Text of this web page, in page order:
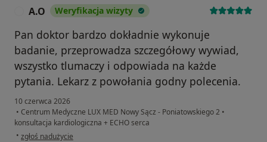
A.O Weryfikacja wizyty
Pan doktor bardzo dokładnie wykonuje
badanie, przeprowadza szczegółowy wywiad,
wszystko tlumaczy i odpowiada na każde
pytania. Lekarz z powołania godny polecenia.
10 czerwca 2026
• Centrum Medyczne LUX MED Nowy Sącz - Poniatowskiego 2 •
konsultacja kardiologiczna + ECHO serca
• w opinii użytkownika A.O
zgłoś nadużycie